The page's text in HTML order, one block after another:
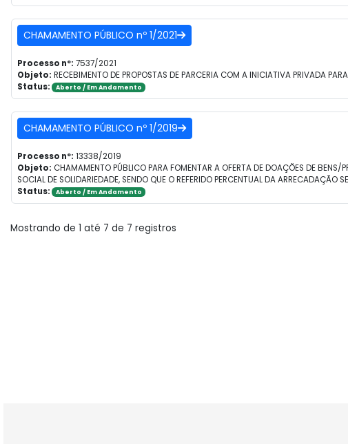
CHAMAMENTO PÚBLICO nº 1/2021
Processo nº: 7537/2021
Objeto: RECEBIMENTO DE PROPOSTAS DE PARCERIA COM A INICIATIVA PRIVADA
Status:
Aberto / Em Andamento
CHAMAMENTO PÚBLICO nº 1/2019
Processo nº: 13338/2019
Objeto: CHAMAMENTO PÚBLICO PARA FOMENTAR A OFERTA DE DOAÇÕES DE BENS/
SOCIAL DE SOLIDARIEDADE, SENDO QUE O REFERIDO PERCENTUAL DA ARRECADAÇÃO
Status:
Aberto / Em Andamento
Mostrando de 1 até 7 de 7 registros